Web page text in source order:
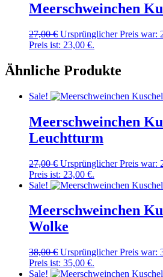
Meerschweinchen
27,00€ Ursprünglicher Preis war:
Preis ist: 23,00 €.
Ähnliche Produkte
Sale!
Meerschweinchen
Leuchtturm
27,00€ Ursprünglicher Preis war:
Preis ist: 23,00 €.
Sale!
Meerschweinchen
Wolke
38,00€ Ursprünglicher Preis war:
Preis ist: 35,00 €.
Sale!